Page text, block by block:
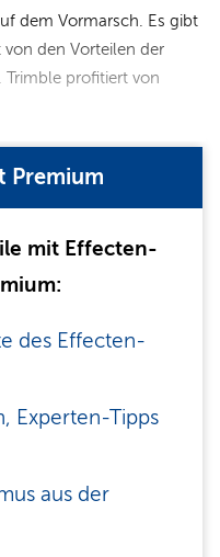
dem Vormarsch. Es gibt
den Vorteilen der
profitiert von
Premium
mit Effecten-
des Effecten-
Experten-Tipps
aus der